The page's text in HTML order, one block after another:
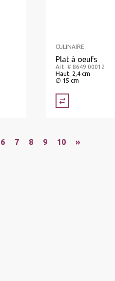
CULINAIRE
Plat à oeufs
Art. # 8649.00012
Haut. 2,4 cm
∅ 15 cm
6 7 8 9 10 »